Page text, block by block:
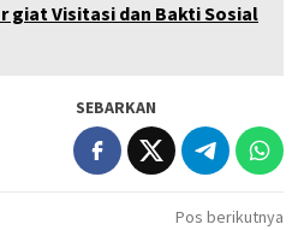
giat Visitasi dan Bakti Sosial
SEBARKAN
Pos berikutnya